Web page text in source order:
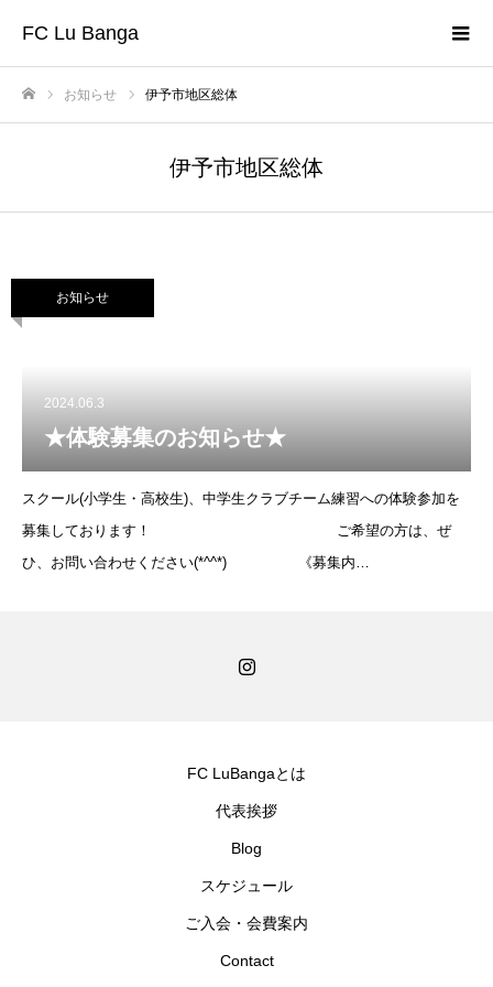
FC Lu Banga
お知らせ 伊予市地区総体
伊予市地区総体
お知らせ
2024.06.3
★体験募集のお知らせ★
スクール(小学生・高校生)、中学生クラブチーム練習への体験参加を
募集しております！ ご希望の方は、ぜ
ひ、お問い合わせください(*^^*) 《募集内
FC LuBangaとは
代表挨拶
Blog
スケジュール
ご入会・会費案内
Contact